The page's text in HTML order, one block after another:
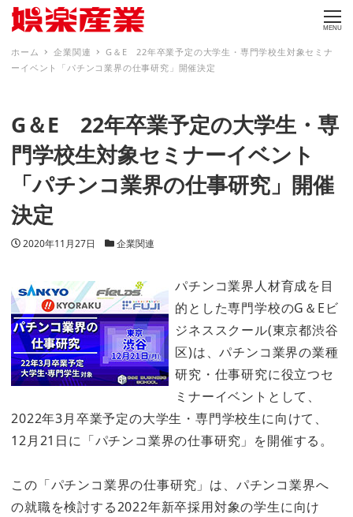
MENU
ホーム 企業関連
G＆E 22年卒業予定の大学生・専門学校生対象セミナ
ーイベント「パチンコ業界の仕事研究」開催決定
G＆E 22年卒業予定の大学生・専
門学校生対象セミナーイベント
「パチンコ業界の仕事研究」開催
決定
投稿日
2020年11月27日 カテゴリー
企業関連
パチンコ業界人材育成を目
的とした専門学校のG＆Eビ
ジネススクール(東京都渋谷
区)は、パチンコ業界の業種
研究・仕事研究に役立つセ
ミナーイベントとして、
2022年3月卒業予定の大学生・専門学校生に向けて、
12月21日に「パチンコ業界の仕事研究」を開催する。
この「パチンコ業界の仕事研究」は、パチンコ業界へ
の就職を検討する2022年新卒採用対象の学生に向け